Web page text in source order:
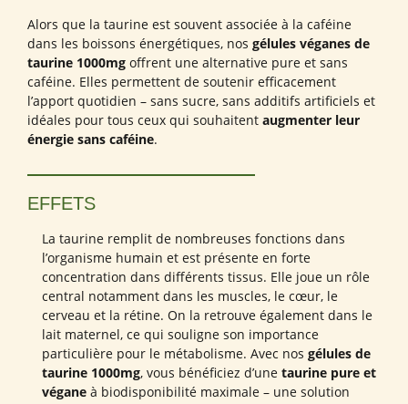
Alors que la taurine est souvent associée à la caféine
dans les boissons énergétiques, nos gélules véganes de
taurine 1000mg offrent une alternative pure et sans
caféine. Elles permettent de soutenir efficacement
l’apport quotidien – sans sucre, sans additifs artificiels et
idéales pour tous ceux qui souhaitent augmenter leur
énergie sans caféine.
EFFETS
La taurine remplit de nombreuses fonctions dans
l’organisme humain et est présente en forte
concentration dans différents tissus. Elle joue un rôle
central notamment dans les muscles, le cœur, le
cerveau et la rétine. On la retrouve également dans le
lait maternel, ce qui souligne son importance
particulière pour le métabolisme. Avec nos gélules de
taurine 1000mg, vous bénéficiez d’une taurine pure et
végane à biodisponibilité maximale – une solution